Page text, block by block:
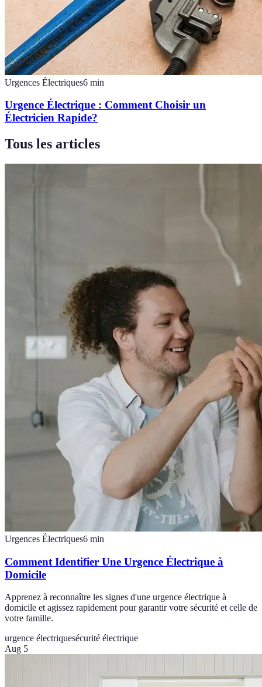
Urgences Électriques6 min
Urgence Électrique : Comment Choisir un
Électricien Rapide?
Tous les articles
Urgences Électriques6 min
Comment Identifier Une Urgence Électrique à
Domicile
Apprenez à reconnaître les signes d'une urgence électrique à
domicile et agissez rapidement pour garantir votre sécurité et celle de
votre famille.
urgence électriquesécurité électrique
Aug 5